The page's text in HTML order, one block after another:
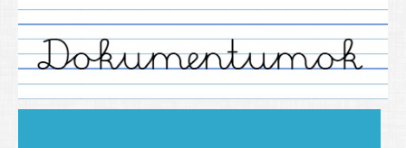
2013/2014. tanév
2014/2015. tanév
2015/2016. tanév
2016/2017 tanév